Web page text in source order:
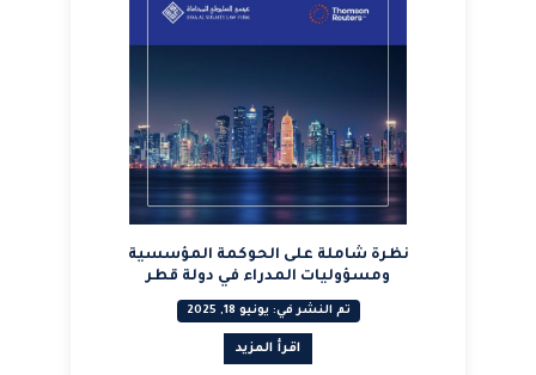
نظرة شاملة على الحوكمة المؤسسية
ومسؤوليات المدراء في دولة قطر
تم النشر في: يونيو 18, 2025
اقرأ المزيد